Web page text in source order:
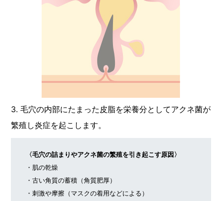
3. 毛穴の内部にたまった皮脂を栄養分としてアクネ菌が
繁殖し炎症を起こします。
〈毛穴の詰まりやアクネ菌の繁殖を引き起こす原因〉
・肌の乾燥
・古い角質の蓄積（角質肥厚）
・刺激や摩擦（マスクの着用などによる）